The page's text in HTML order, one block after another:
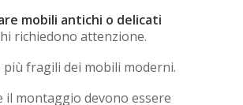
mobili antichi o delicati
richiedono attenzione.
più fragili dei mobili moderni.
il montaggio devono essere